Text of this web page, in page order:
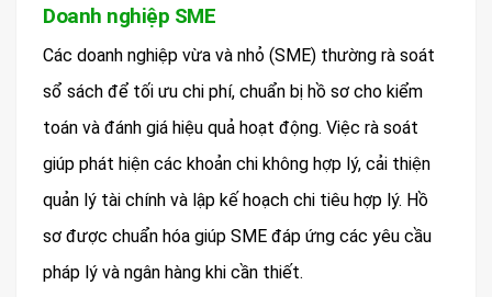
Doanh nghiệp SME
Các doanh nghiệp vừa và nhỏ (SME) thường rà soát
sổ sách để tối ưu chi phí, chuẩn bị hồ sơ cho kiểm
toán và đánh giá hiệu quả hoạt động. Việc rà soát
giúp phát hiện các khoản chi không hợp lý, cải thiện
quản lý tài chính và lập kế hoạch chi tiêu hợp lý. Hồ
sơ được chuẩn hóa giúp SME đáp ứng các yêu cầu
pháp lý và ngân hàng khi cần thiết.